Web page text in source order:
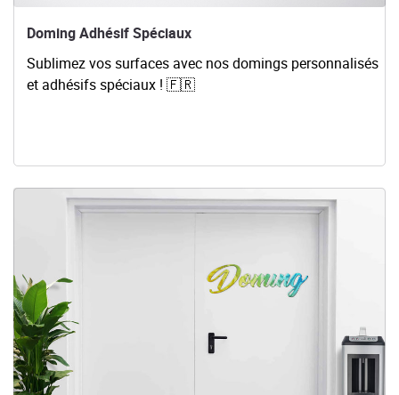
Doming Adhésif Spéciaux
Sublimez vos surfaces avec nos domings personnalisés
et adhésifs spéciaux ! 🇫🇷
Voir les détails Doming à La Lettre